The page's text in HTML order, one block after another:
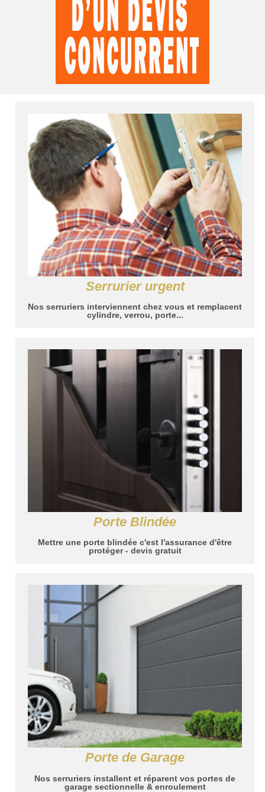
Serrurier urgent
Nos serruriers interviennent chez vous et remplacent
cylindre, verrou, porte...
Porte Blindée
Mettre une porte blindée c'est l'assurance d'être
protéger - devis gratuit
Porte de Garage
Nos serruriers installent et réparent vos portes de
garage sectionnelle & enroulement